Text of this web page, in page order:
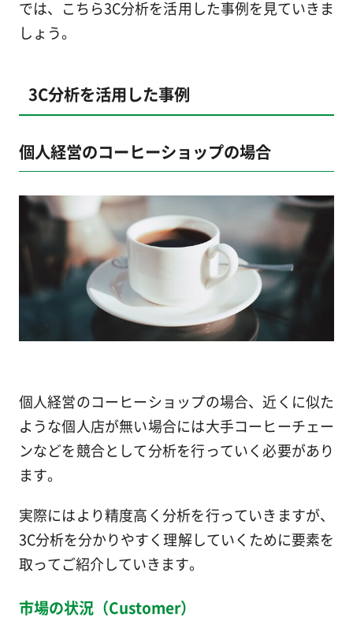
では、こちら3C分析を活用した事例を見ていきま
しょう。
3C分析を活用した事例
個人経営のコーヒーショップの場合
個人経営のコーヒーショップの場合、近くに似た
ような個人店が無い場合には大手コーヒーチェー
ンなどを競合として分析を行っていく必要があり
ます。
実際にはより精度高く分析を行っていきますが、
3C分析を分かりやすく理解していくために要素を
取ってご紹介していきます。
市場の状況（Customer）